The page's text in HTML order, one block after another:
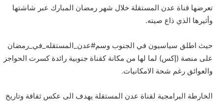
تعرضها قناة عدن المستقلة خلال شهر رمضان المبارك عبر شاشتها
وأثيرها الذي ذاع صيته.
حيث اطلق سياسيون في الجنوب وسم#عدن_المستقله_في_رمضان
على منصة (إكس) لما لها من مكانة كقناة جنوبية رائدة كسرت الحواجز
والعوائق رغم شحة الامكانيات.
الخارطة البرامجية لقناة عدن المستقلة يهدف الى عكس ثقافة وتاريخ